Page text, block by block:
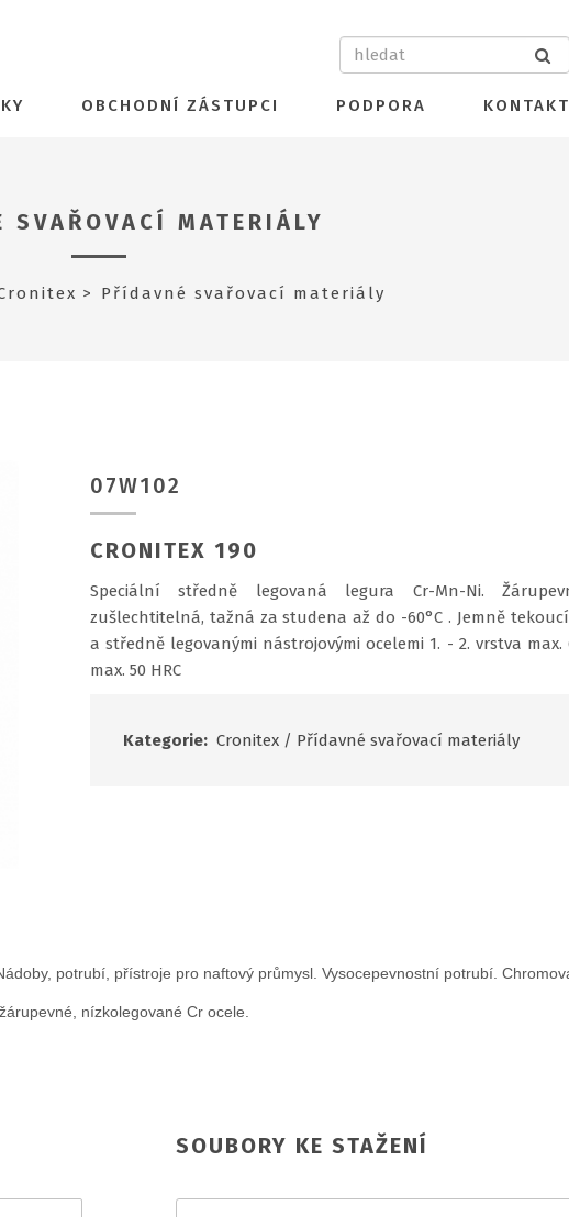
OBCHODNÍ ZÁSTUPCI PODPORA KONTAKT
SVAŘOVACÍ MATERIÁLY
Přídavné svařovací materiály
07W102
CRONITEX 190
Speciální středně legovaná legura Cr-Mn-Ni.
zušlechtitelná, tažná za studena až do -60°C . Jemně
a středně legovanými nástrojovými ocelemi 1. - 2. vrstva max.
max. 50 HRC
Kategorie: Cronitex/ Přídavné svařovací materiály
potrubí, přístroje pro naftový průmysl. Vysocepevnostní potrubí.
nízkolegované Cr ocele.
SOUBORY KE STAŽENÍ